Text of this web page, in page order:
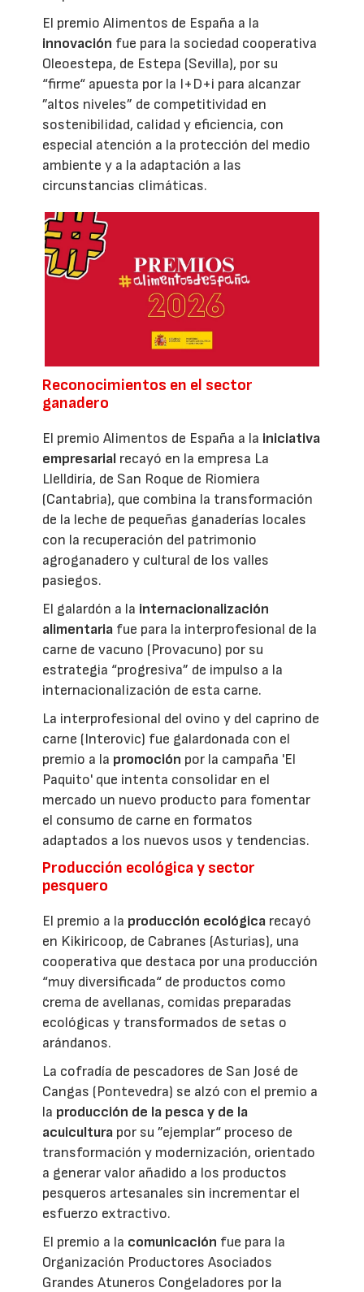
El premio Alimentos de España a la
innovación fue para la sociedad cooperativa
Oleoestepa, de Estepa (Sevilla), por su
“firme“ apuesta por la I+D+i para alcanzar
”altos niveles” de competitividad en
sostenibilidad, calidad y eficiencia, con
especial atención a la protección del medio
ambiente y a la adaptación a las
circunstancias climáticas.
Reconocimientos en el sector
ganadero
El premio Alimentos de España a la iniciativa
empresarial recayó en la empresa La
Llelldiría, de San Roque de Riomiera
(Cantabria), que combina la transformación
de la leche de pequeñas ganaderías locales
con la recuperación del patrimonio
agroganadero y cultural de los valles
pasiegos.
El galardón a la internacionalización
alimentaria fue para la interprofesional de la
carne de vacuno (Provacuno) por su
estrategia “progresiva” de impulso a la
internacionalización de esta carne.
La interprofesional del ovino y del caprino de
carne (Interovic) fue galardonada con el
premio a la promoción por la campaña 'El
Paquito' que intenta consolidar en el
mercado un nuevo producto para fomentar
el consumo de carne en formatos
adaptados a los nuevos usos y tendencias.
Producción ecológica y sector
pesquero
El premio a la producción ecológica recayó
en Kikiricoop, de Cabranes (Asturias), una
cooperativa que destaca por una producción
“muy diversificada“ de productos como
crema de avellanas, comidas preparadas
ecológicas y transformados de setas o
arándanos.
La cofradía de pescadores de San José de
Cangas (Pontevedra) se alzó con el premio a
la producción de la pesca y de la
acuicultura por su ”ejemplar“ proceso de
transformación y modernización, orientado
a generar valor añadido a los productos
pesqueros artesanales sin incrementar el
esfuerzo extractivo.
El premio a la comunicación fue para la
Organización Productores Asociados
Grandes Atuneros Congeladores por la